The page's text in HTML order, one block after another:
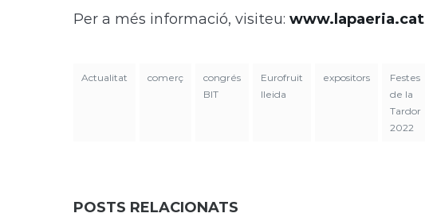
Per a més informació, visiteu: www.lapaeria.cat
Actualitat comerç
congrés
BIT
Eurofruit
lleida
expositors
Festes
de la
Tardor
2022
POSTS RELACIONATS